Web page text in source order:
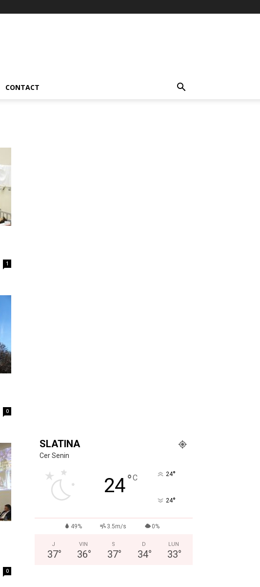
CONTACT
1
0
0
SLATINA
Cer Senin
24°C 24°
24°
49% 3.5m/s 0%
J
37°
VIN
36°
S
37°
D
34°
LUN
33°